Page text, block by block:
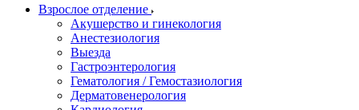
Взрослое отделение
Акушерство и гинекология
Анестезиология
Выезда
Гастроэнтерология
Гематология / Гемостазиология
Дерматовенерология